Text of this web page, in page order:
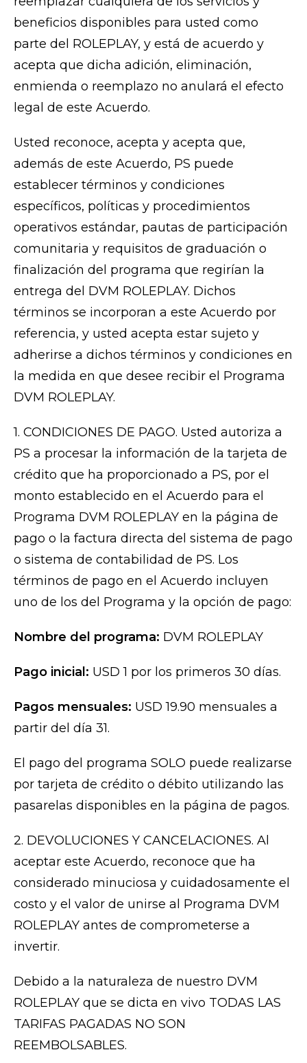
beneficios disponibles para usted como
parte del ROLEPLAY, y está de acuerdo y
acepta que dicha adición, eliminación,
enmienda o reemplazo no anulará el efecto
legal de este Acuerdo.
Usted reconoce, acepta y acepta que,
además de este Acuerdo, PS puede
establecer términos y condiciones
específicos, políticas y procedimientos
operativos estándar, pautas de participación
comunitaria y requisitos de graduación o
finalización del programa que regirían la
entrega del DVM ROLEPLAY. Dichos
términos se incorporan a este Acuerdo por
referencia, y usted acepta estar sujeto y
adherirse a dichos términos y condiciones en
la medida en que desee recibir el Programa
DVM ROLEPLAY.
1. CONDICIONES DE PAGO. Usted autoriza a
PS a procesar la información de la tarjeta de
crédito que ha proporcionado a PS, por el
monto establecido en el Acuerdo para el
Programa DVM ROLEPLAY en la página de
pago o la factura directa del sistema de pago
o sistema de contabilidad de PS. Los
términos de pago en el Acuerdo incluyen
uno de los del Programa y la opción de pago:
Nombre del programa: DVM ROLEPLAY
Pago inicial: USD 1 por los primeros 30 días.
Pagos mensuales: USD 19.90 mensuales a
partir del día 31.
El pago del programa SOLO puede realizarse
por tarjeta de crédito o débito utilizando las
pasarelas disponibles en la página de pagos.
2. DEVOLUCIONES Y CANCELACIONES. Al
aceptar este Acuerdo, reconoce que ha
considerado minuciosa y cuidadosamente el
costo y el valor de unirse al Programa DVM
ROLEPLAY antes de comprometerse a
invertir.
Debido a la naturaleza de nuestro DVM
ROLEPLAY que se dicta en vivo TODAS LAS
TARIFAS PAGADAS NO SON
REEMBOLSABLES.